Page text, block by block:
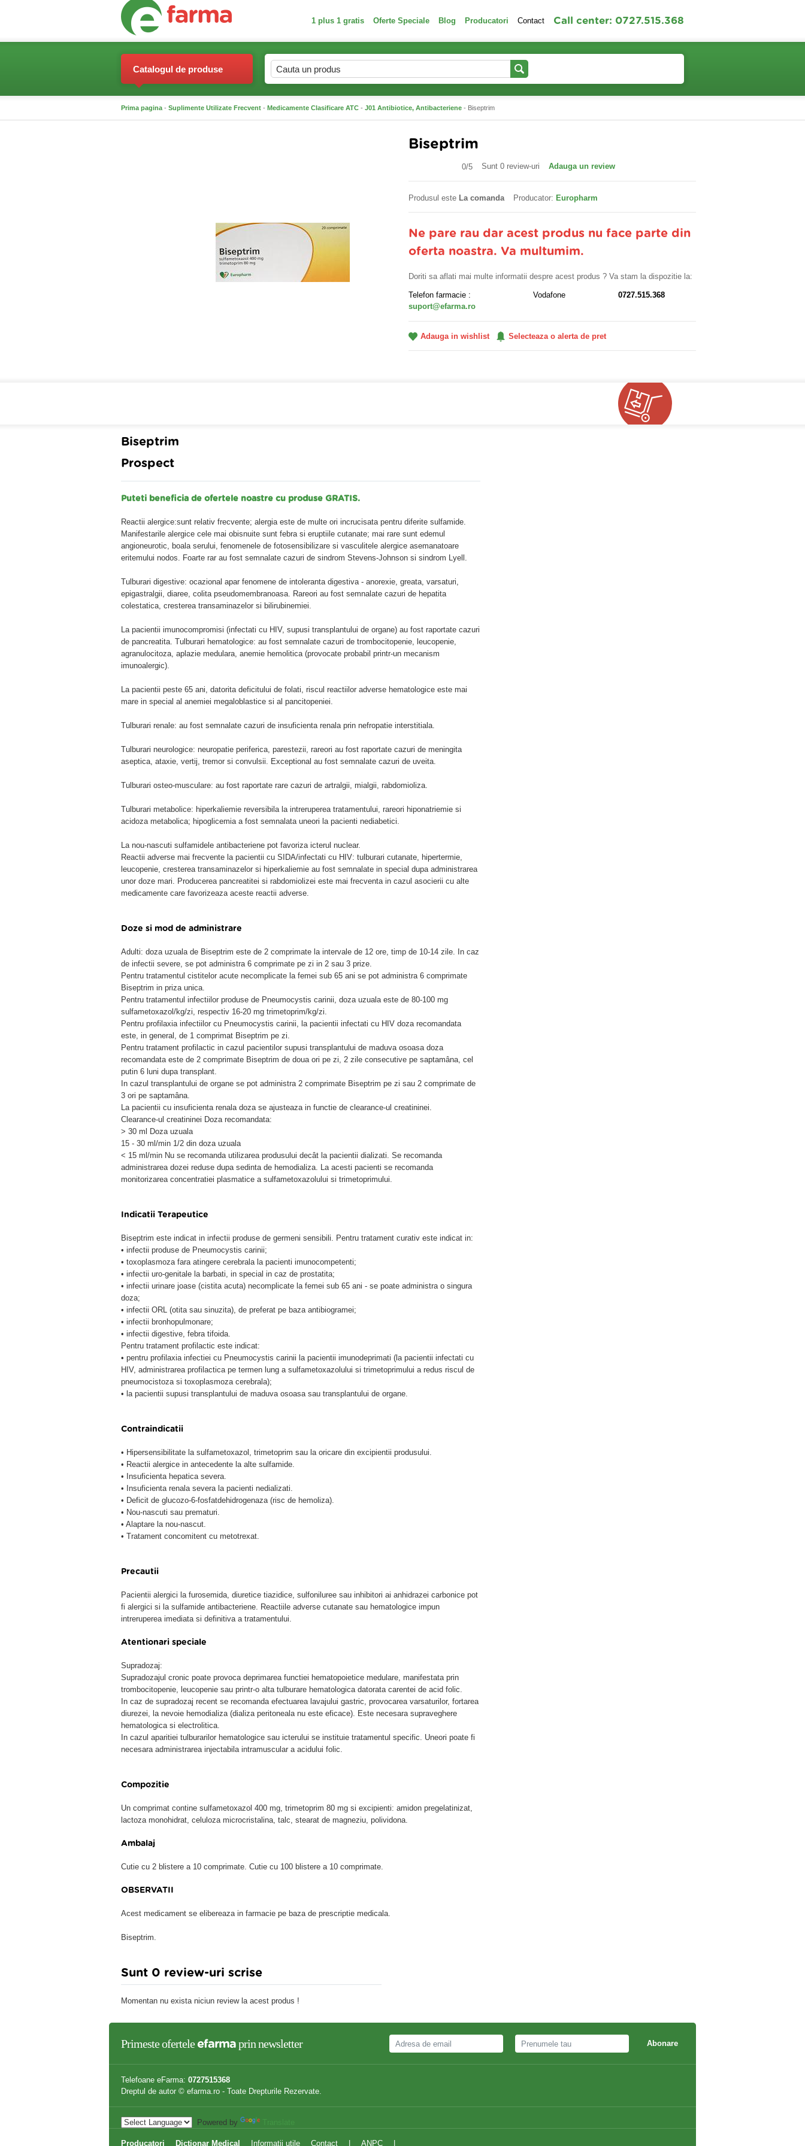
1 plus 1 gratis Oferte Speciale Blog Producatori Contact Call center: 0727.515.368
Catalogul de produse
Prima pagina - Suplimente Utilizate Frecvent - Medicamente Clasificare ATC - J01 Antibiotice, Antibacteriene - Biseptrim
Biseptrim
0/5 Sunt 0 review-uri Adauga un review
Produsul este La comanda Producator: Europharm
Ne pare rau dar acest produs nu face parte din
oferta noastra. Va multumim.
Doriti sa aflati mai multe informatii despre acest produs ? Va stam la dispozitie la:
Telefon farmacie : Vodafone
0727.515.368
suport@efarma.ro
Adauga in wishlist Selecteaza o alerta de pret
Biseptrim
Prospect
Puteti beneficia de ofertele noastre cu produse GRATIS.
Reactii alergice:sunt relativ frecvente; alergia este de multe ori incrucisata pentru diferite sulfamide.
Manifestarile alergice cele mai obisnuite sunt febra si eruptiile cutanate; mai rare sunt edemul
angioneurotic, boala serului, fenomenele de fotosensibilizare si vasculitele alergice asemanatoare
eritemului nodos. Foarte rar au fost semnalate cazuri de sindrom Stevens-Johnson si sindrom Lyell.
Tulburari digestive: ocazional apar fenomene de intoleranta digestiva - anorexie, greata, varsaturi,
epigastralgii, diaree, colita pseudomembranoasa. Rareori au fost semnalate cazuri de hepatita
colestatica, cresterea transaminazelor si bilirubinemiei.
La pacientii imunocompromisi (infectati cu HIV, supusi transplantului de organe) au fost raportate cazuri
de pancreatita. Tulburari hematologice: au fost semnalate cazuri de trombocitopenie, leucopenie,
agranulocitoza, aplazie medulara, anemie hemolitica (provocate probabil printr-un mecanism
imunoalergic).
La pacientii peste 65 ani, datorita deficitului de folati, riscul reactiilor adverse hematologice este mai
mare in special al anemiei megaloblastice si al pancitopeniei.
Tulburari renale: au fost semnalate cazuri de insuficienta renala prin nefropatie interstitiala.
Tulburari neurologice: neuropatie periferica, parestezii, rareori au fost raportate cazuri de meningita
aseptica, ataxie, vertij, tremor si convulsii. Exceptional au fost semnalate cazuri de uveita.
Tulburari osteo-musculare: au fost raportate rare cazuri de artralgii, mialgii, rabdomioliza.
Tulburari metabolice: hiperkaliemie reversibila la intreruperea tratamentului, rareori hiponatriemie si
acidoza metabolica; hipoglicemia a fost semnalata uneori la pacienti nediabetici.
La nou-nascuti sulfamidele antibacteriene pot favoriza icterul nuclear.
Reactii adverse mai frecvente la pacientii cu SIDA/infectati cu HIV: tulburari cutanate, hipertermie,
leucopenie, cresterea transaminazelor si hiperkaliemie au fost semnalate in special dupa administrarea
unor doze mari. Producerea pancreatitei si rabdomiolizei este mai frecventa in cazul asocierii cu alte
medicamente care favorizeaza aceste reactii adverse.
Doze si mod de administrare
Adulti: doza uzuala de Biseptrim este de 2 comprimate la intervale de 12 ore, timp de 10-14 zile. In caz
de infectii severe, se pot administra 6 comprimate pe zi in 2 sau 3 prize.
Pentru tratamentul cistitelor acute necomplicate la femei sub 65 ani se pot administra 6 comprimate
Biseptrim in priza unica.
Pentru tratamentul infectiilor produse de Pneumocystis carinii, doza uzuala este de 80-100 mg
sulfametoxazol/kg/zi, respectiv 16-20 mg trimetoprim/kg/zi.
Pentru profilaxia infectiilor cu Pneumocystis carinii, la pacientii infectati cu HIV doza recomandata
este, in general, de 1 comprimat Biseptrim pe zi.
Pentru tratament profilactic in cazul pacientilor supusi transplantului de maduva osoasa doza
recomandata este de 2 comprimate Biseptrim de doua ori pe zi, 2 zile consecutive pe saptamâna, cel
putin 6 luni dupa transplant.
In cazul transplantului de organe se pot administra 2 comprimate Biseptrim pe zi sau 2 comprimate de
3 ori pe saptamâna.
La pacientii cu insuficienta renala doza se ajusteaza in functie de clearance-ul creatininei.
Clearance-ul creatininei Doza recomandata:
> 30 ml Doza uzuala
15 - 30 ml/min 1/2 din doza uzuala
< 15 ml/min Nu se recomanda utilizarea produsului decât la pacientii dializati. Se recomanda
administrarea dozei reduse dupa sedinta de hemodializa. La acesti pacienti se recomanda
monitorizarea concentratiei plasmatice a sulfametoxazolului si trimetoprimului.
Indicatii Terapeutice
Biseptrim este indicat in infectii produse de germeni sensibili. Pentru tratament curativ este indicat in:
• infectii produse de Pneumocystis carinii;
• toxoplasmoza fara atingere cerebrala la pacienti imunocompetenti;
• infectii uro-genitale la barbati, in special in caz de prostatita;
• infectii urinare joase (cistita acuta) necomplicate la femei sub 65 ani - se poate administra o singura
doza;
• infectii ORL (otita sau sinuzita), de preferat pe baza antibiogramei;
• infectii bronhopulmonare;
• infectii digestive, febra tifoida.
Pentru tratament profilactic este indicat:
• pentru profilaxia infectiei cu Pneumocystis carinii la pacientii imunodeprimati (la pacientii infectati cu
HIV, administrarea profilactica pe termen lung a sulfametoxazolului si trimetoprimului a redus riscul de
pneumocistoza si toxoplasmoza cerebrala);
• la pacientii supusi transplantului de maduva osoasa sau transplantului de organe.
Contraindicatii
• Hipersensibilitate la sulfametoxazol, trimetoprim sau la oricare din excipientii produsului.
• Reactii alergice in antecedente la alte sulfamide.
• Insuficienta hepatica severa.
• Insuficienta renala severa la pacienti nedializati.
• Deficit de glucozo-6-fosfatdehidrogenaza (risc de hemoliza).
• Nou-nascuti sau prematuri.
• Alaptare la nou-nascut.
• Tratament concomitent cu metotrexat.
Precautii
Pacientii alergici la furosemida, diuretice tiazidice, sulfoniluree sau inhibitori ai anhidrazei carbonice pot
fi alergici si la sulfamide antibacteriene. Reactiile adverse cutanate sau hematologice impun
intreruperea imediata si definitiva a tratamentului.
Atentionari speciale
Supradozaj:
Supradozajul cronic poate provoca deprimarea functiei hematopoietice medulare, manifestata prin
trombocitopenie, leucopenie sau printr-o alta tulburare hematologica datorata carentei de acid folic.
In caz de supradozaj recent se recomanda efectuarea lavajului gastric, provocarea varsaturilor, fortarea
diurezei, la nevoie hemodializa (dializa peritoneala nu este eficace). Este necesara supraveghere
hematologica si electrolitica.
In cazul aparitiei tulburarilor hematologice sau icterului se instituie tratamentul specific. Uneori poate fi
necesara administrarea injectabila intramuscular a acidului folic.
Compozitie
Un comprimat contine sulfametoxazol 400 mg, trimetoprim 80 mg si excipienti: amidon pregelatinizat,
lactoza monohidrat, celuloza microcristalina, talc, stearat de magneziu, polividona.
Ambalaj
Cutie cu 2 blistere a 10 comprimate. Cutie cu 100 blistere a 10 comprimate.
OBSERVATII
Acest medicament se elibereaza in farmacie pe baza de prescriptie medicala.
Biseptrim.
Sunt 0 review-uri scrise
Momentan nu exista niciun review la acest produs !
Primeste ofertele efarma prin newsletter Abonare
Telefoane eFarma: 0727515368
Dreptul de autor © efarma.ro - Toate Drepturile Rezervate.
Powered by
Producatori Dictionar Medical Informatii utile Contact ANPC